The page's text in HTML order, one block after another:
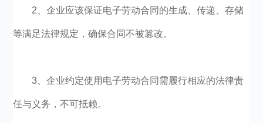
2、企业应该保证电子劳动合同的生成、传递、存储
等满足法律规定，确保合同不被篡改。
3、企业约定使用电子劳动合同需履行相应的法律责
任与义务，不可抵赖。